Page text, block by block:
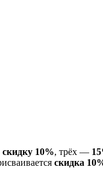
скидку 10%, трёх —
скидка